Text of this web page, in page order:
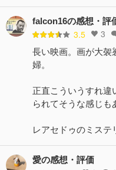
falcon16の感想・評
3.5 3
長い映画。画が大袈
婦。
正直こういうすれ違
られてそうな感じも
レアセドゥのミステ
愛の感想・評価